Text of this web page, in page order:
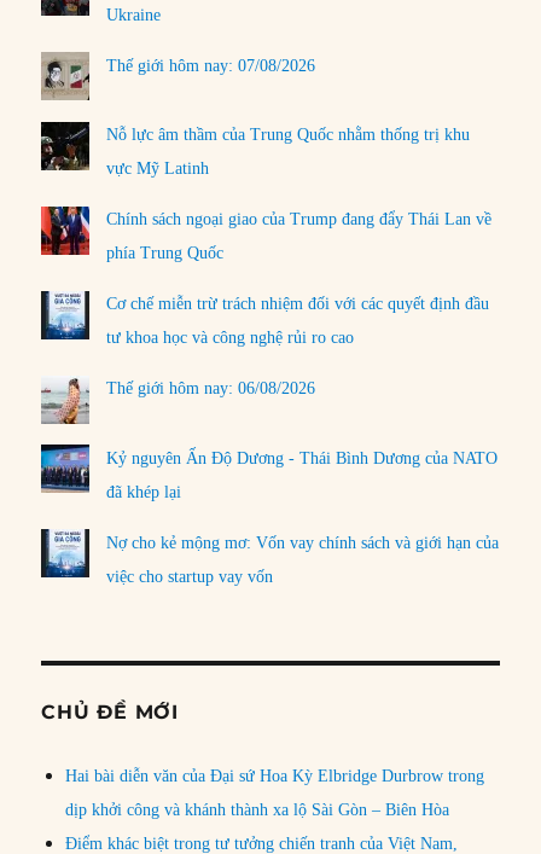
Ukraine
Thế giới hôm nay: 07/08/2026
Nỗ lực âm thầm của Trung Quốc nhằm thống trị khu
vực Mỹ Latinh
Chính sách ngoại giao của Trump đang đẩy Thái Lan về
phía Trung Quốc
Cơ chế miễn trừ trách nhiệm đối với các quyết định đầu
tư khoa học và công nghệ rủi ro cao
Thế giới hôm nay: 06/08/2026
Kỷ nguyên Ấn Độ Dương - Thái Bình Dương của NATO
đã khép lại
Nợ cho kẻ mộng mơ: Vốn vay chính sách và giới hạn của
việc cho startup vay vốn
CHỦ ĐỀ MỚI
Hai bài diễn văn của Đại sứ Hoa Kỳ Elbridge Durbrow trong
dịp khởi công và khánh thành xa lộ Sài Gòn – Biên Hòa
Điểm khác biệt trong tư tưởng chiến tranh của Việt Nam,